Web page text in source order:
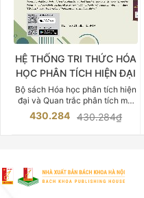
HỆ THỐNG TRI THỨC HÓA
HỌC PHÂN TÍCH HIỆN ĐẠI
Bộ sách Hóa học phân tích hiện
đại và Quan trắc phân tích môi
trường của Cố Giáo sư, Tiến sĩ
Phạm Luận là một trong những
vực Hóa học phân tích tại Việt
Nam hiện nay. Bộ sách mang
đến một hệ thống tri thức hoàn
430.284 430.284₫